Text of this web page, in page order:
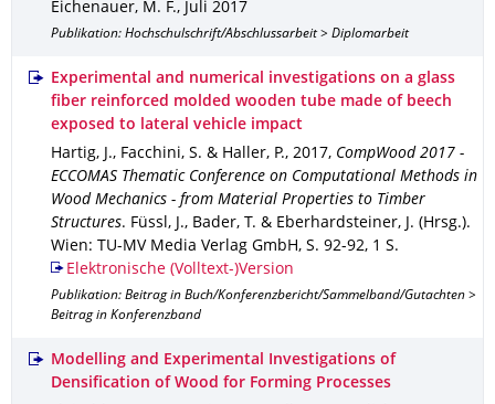
Eichenauer, M. F., Juli 2017
Publikation: Hochschulschrift/Abschlussarbeit > Diplomarbeit
Experimental and numerical investigations on a glass
fiber reinforced molded wooden tube made of beech
exposed to lateral vehicle impact
Hartig, J., Facchini, S. & Haller, P., 2017, CompWood 2017 -
ECCOMAS Thematic Conference on Computational Methods in
Wood Mechanics - from Material Properties to Timber
Structures. Füssl, J., Bader, T. & Eberhardsteiner, J. (Hrsg.).
Wien: TU-MV Media Verlag GmbH, S. 92-92, 1 S.
Elektronische (Volltext-)Version
Publikation: Beitrag in Buch/Konferenzbericht/Sammelband/Gutachten >
Beitrag in Konferenzband
Modelling and Experimental Investigations of
Densification of Wood for Forming Processes